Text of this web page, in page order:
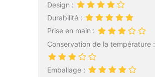
Design :
Durabilité :
Prise en main :
Conservation de la température :
Emballage :